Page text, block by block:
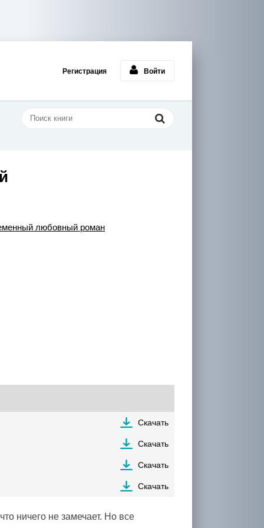
Регистрация Войти
любовный роман
Скачать
Скачать
Скачать
Скачать
ничего не замечает. Но все